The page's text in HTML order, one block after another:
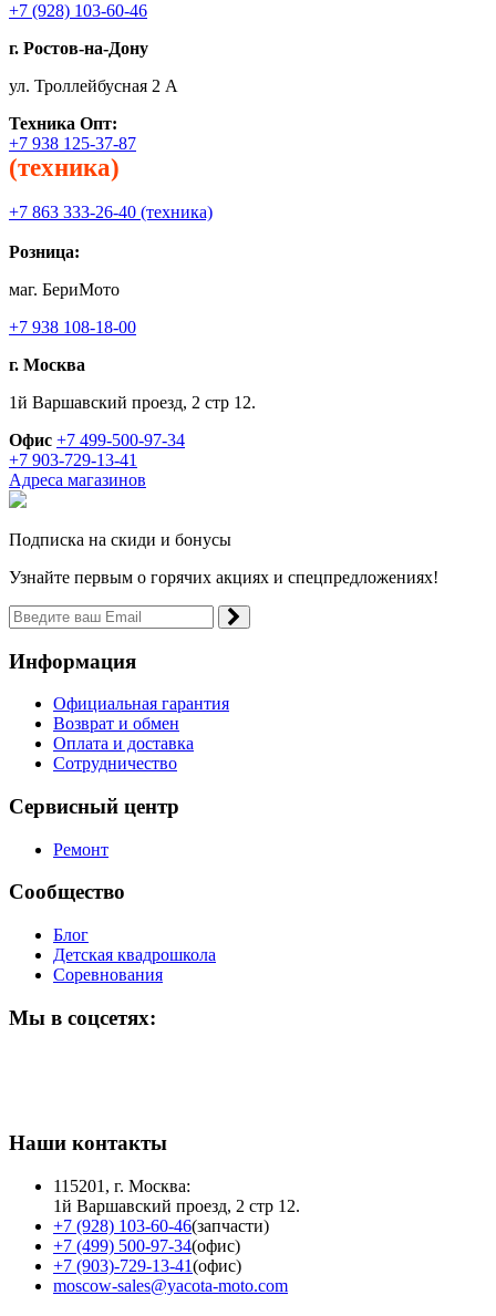
+7 (928) 103-60-46
г. Ростов-на-Дону
ул. Троллейбусная 2 А
Техника Опт:
+7 938 125-37-87
(техника)
+7 863 333-26-40 (техника)
Розница:
маг. БериМото
+7 938 108-18-00
г. Москва
1й Варшавский проезд, 2 стр 12.
Офис +7 499-500-97-34
+7 903-729-13-41
Адреса магазинов
Подписка на скиди и бонусы
Узнайте первым о горячих акциях и спецпредложениях!
Информация
Официальная гарантия
Возврат и обмен
Оплата и доставка
Сотрудничество
Сервисный центр
Ремонт
Сообщество
Блог
Детская квадрошкола
Соревнования
Мы в соцсетях:
Наши контакты
115201, г. Москва:
1й Варшавский проезд, 2 стр 12.
+7 (928) 103-60-46(запчасти)
+7 (499) 500-97-34(офис)
+7 (903)-729-13-41(офис)
moscow-sales@yacota-moto.com